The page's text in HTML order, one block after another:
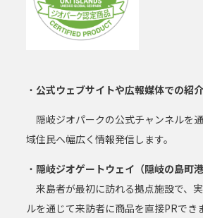
・公式ウェブサイトや広報媒体での紹介
隠岐ジオパークの公式チャンネルを
域住民へ幅広く情報発信します。
・ 隠岐ジオゲートウェイ（隠岐の島町
来島者が最初に訪れる拠点施設で、
ルを通じて来訪者に商品を直接PRでき